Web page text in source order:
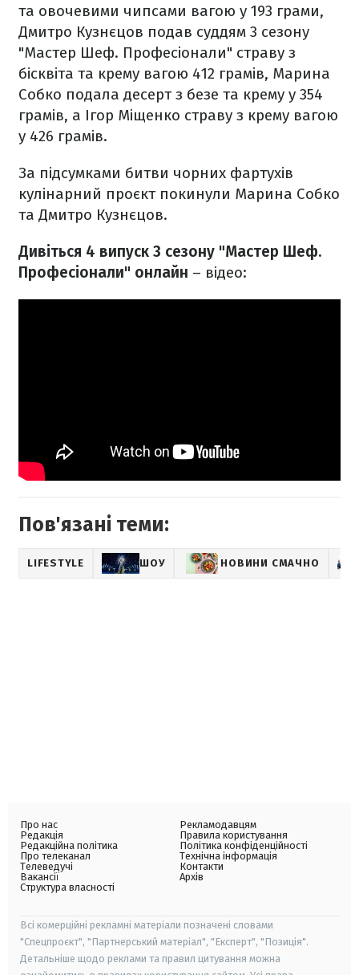
та овочевими чипсами вагою у 193 грами,
Дмитро Кузнєцов подав суддям 3 сезону
"Мастер Шеф. Професіонали" страву з
бісквіта та крему вагою 412 грамів, Марина
Собко подала десерт з безе та крему у 354
грамів, а Ігор Міщенко страву з крему вагою
у 426 грамів.
За підсумками битви чорних фартухів
кулінарний проєкт покинули Марина Собко
та Дмитро Кузнєцов.
Дивіться 4 випуск 3 сезону "Мастер Шеф.
Професіонали" онлайн – відео:
Пов'язані теми:
LIFESTYLE ШОУ НОВИНИ СМАЧНО
Про нас
Редакція
Редакційна політика
Про телеканал
Телеведучі
Вакансії
Структура власності
Рекламодавцям
Правила користування
Політика конфіденційності
Технічна інформація
Контакти
Архів
Всі комерційні рекламні матеріали позначені словами
"Спецпроєкт", "Партнерський матеріал", "Експерт", "Позиція".
Детальніше щодо реклами та правил цитування можна